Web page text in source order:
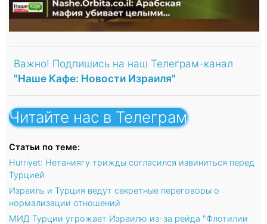
Важно! Подпишись на наш Телеграм-канал
"Наше Кафе: Новости Израиля"
Читайте нас в Телеграм
Статьи по теме:
Hurriyet: Нетаниягу трижды согласился извиниться перед
Турцией
Израиль и Турция ведут секретные переговоры о
нормализации отношений
МИД Турции угрожает Израилю из-за рейда "Флотилии